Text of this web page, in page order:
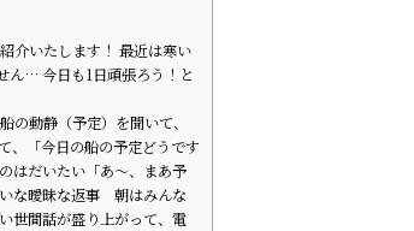
介いたします！ 最近は寒い
ん… 今日も1日頑張ろう！と
動静（予定）を聞いて、
、「今日の船の予定どうです
はだいたい「あ〜、まあ予
な曖昧な返事 朝はみんな
世間話が盛り上がって、電